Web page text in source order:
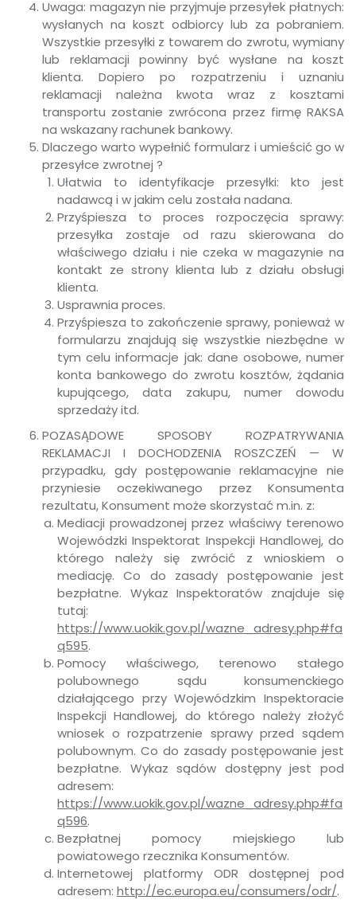
Uwaga: magazyn nie przyjmuje przesyłek płatnych:
wysłanych na koszt odbiorcy lub za pobraniem.
Wszystkie przesyłki z towarem do zwrotu, wymiany
lub reklamacji powinny być wysłane na koszt
klienta. Dopiero po rozpatrzeniu i uznaniu
reklamacji należna kwota wraz z kosztami
transportu zostanie zwrócona przez firmę RAKSA
na wskazany rachunek bankowy.
Dlaczego warto wypełnić formularz i umieścić go w
przesyłce zwrotnej ?
Ułatwia to identyfikacje przesyłki: kto jest
nadawcą i w jakim celu została nadana.
Przyśpiesza to proces rozpoczęcia sprawy:
przesyłka zostaje od razu skierowana do
właściwego działu i nie czeka w magazynie na
kontakt ze strony klienta lub z działu obsługi
klienta.
Usprawnia proces.
Przyśpiesza to zakończenie sprawy, ponieważ w
formularzu znajdują się wszystkie niezbędne w
tym celu informacje jak: dane osobowe, numer
konta bankowego do zwrotu kosztów, żądania
kupującego, data zakupu, numer dowodu
sprzedaży itd.
POZASĄDOWE SPOSOBY ROZPATRYWANIA
REKLAMACJI I DOCHODZENIA ROSZCZEŃ — W
przypadku, gdy postępowanie reklamacyjne nie
przyniesie oczekiwanego przez Konsumenta
rezultatu, Konsument może skorzystać m.in. z:
Mediacji prowadzonej przez właściwy terenowo
Wojewódzki Inspektorat Inspekcji Handlowej, do
którego należy się zwrócić z wnioskiem o
mediację. Co do zasady postępowanie jest
bezpłatne. Wykaz Inspektoratów znajduje się
tutaj:
https://www.uokik.gov.pl/wazne_adresy.php#fa
q595.
Pomocy właściwego, terenowo stałego
polubownego sądu konsumenckiego
działającego przy Wojewódzkim Inspektoracie
Inspekcji Handlowej, do którego należy złożyć
wniosek o rozpatrzenie sprawy przed sądem
polubownym. Co do zasady postępowanie jest
bezpłatne. Wykaz sądów dostępny jest pod
adresem:
https://www.uokik.gov.pl/wazne_adresy.php#fa
q596.
Bezpłatnej pomocy miejskiego lub
powiatowego rzecznika Konsumentów.
Internetowej platformy ODR dostępnej pod
adresem: http://ec.europa.eu/consumers/odr/.